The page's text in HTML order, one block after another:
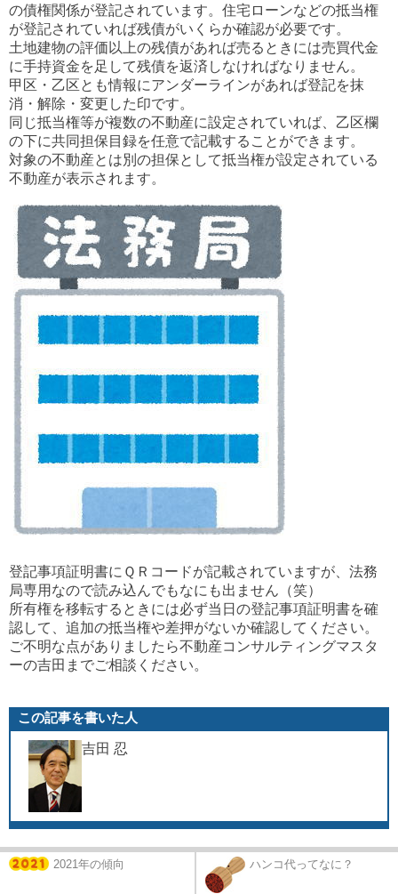
の債権関係が登記されています。住宅ローンなどの抵当権
が登記されていれば残債がいくらか確認が必要です。
土地建物の評価以上の残債があれば売るときには売買代金
に手持資金を足して残債を返済しなければなりません。
甲区・乙区とも情報にアンダーラインがあれば登記を抹
消・解除・変更した印です。
同じ抵当権等が複数の不動産に設定されていれば、乙区欄
の下に共同担保目録を任意で記載することができます。
対象の不動産とは別の担保として抵当権が設定されている
不動産が表示されます。
登記事項証明書にＱＲコードが記載されていますが、法務
局専用なので読み込んでもなにも出ません（笑）
所有権を移転するときには必ず当日の登記事項証明書を確
認して、追加の抵当権や差押がないか確認してください。
ご不明な点がありましたら不動産コンサルティングマスタ
ーの吉田までご相談ください。
この記事を書いた人
吉田 忍
2021年の傾向 ハンコ代ってなに？